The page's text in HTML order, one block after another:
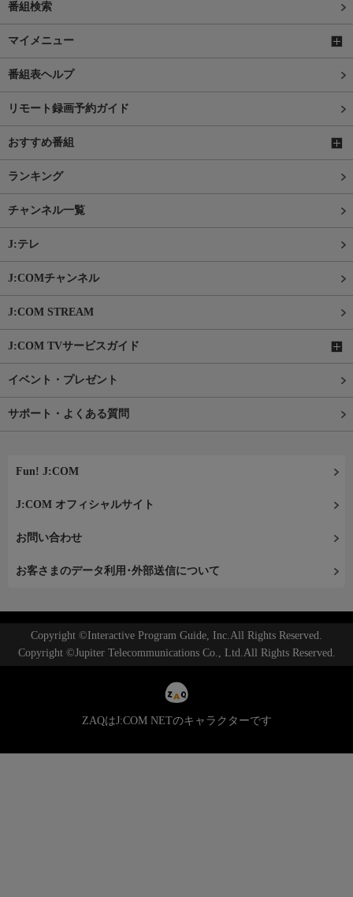
番組検索
マイメニュー
番組表ヘルプ
リモート録画予約ガイド
おすすめ番組
ランキング
チャンネル一覧
J:テレ
J:COMチャンネル
J:COM STREAM
J:COM TVサービスガイド
イベント・プレゼント
サポート・よくある質問
Fun! J:COM
J:COM オフィシャルサイト
お問い合わせ
お客さまのデータ利用･外部送信について
Copyright ©Interactive Program Guide, Inc.All Rights Reserved.
Copyright ©Jupiter Telecommunications Co., Ltd.All Rights Reserved.
ZAQはJ:COM NETのキャラクターです